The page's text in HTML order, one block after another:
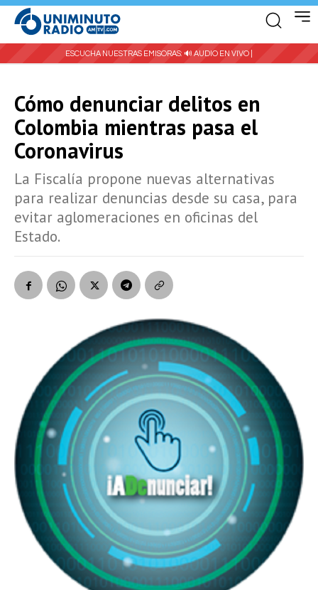
ESCUCHA NUESTRAS EMISORAS: 🔊 AUDIO EN VIVO |
Cómo denunciar delitos en
Colombia mientras pasa el
Coronavirus
La Fiscalía propone nuevas alternativas
para realizar denuncias desde su casa, para
evitar aglomeraciones en oficinas del
Estado.